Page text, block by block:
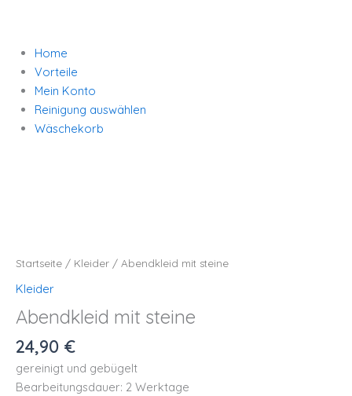
Home
Vorteile
Mein Konto
Reinigung auswählen
Wäschekorb
Startseite / Kleider / Abendkleid mit steine
Kleider
Abendkleid mit steine
24,90 €
gereinigt und gebügelt
Bearbeitungsdauer: 2 Werktage